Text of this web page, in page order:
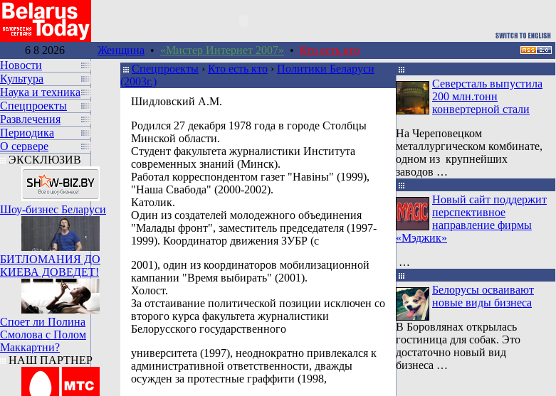
6 8 2026 Женщина • «Мистер Интернет 2007» • Кто есть кто
Новости
Культура
Наука и техника
Спецпроекты
Развлечения
Периодика
О сервере
ЭКСКЛЮЗИВ
Шоу-бизнес Беларуси
БИТЛОМАНИЯ ДО
КИЕВА ДОВЕДЕТ!
Споет ли Полина
Смолова с Полом
Маккартни?
НАШ ПАРТНЕР
Спецпроекты › Кто есть кто › Политики Беларуси
(2003г.)
Шидловский А.М.
Родился 27 декабря 1978 года в городе Столбцы
Минской области.
Студент факультета журналистики Института
современных знаний (Минск).
Работал корреспондентом газет "Навіны" (1999),
"Наша Свабода" (2000-2002).
Католик.
Один из создателей молодежного объединения
"Малады фронт", заместитель председателя (1997-
1999). Координатор движения ЗУБР (с
2001), один из координаторов мобилизационной
кампании "Время выбирать" (2001).
Холост.
За отстаивание политической позиции исключен со
второго курса факультета журналистики
Белорусского государственного
университета (1997), неоднократно привлекался к
административной ответственности, дважды
осужден за протестные граффити (1998,
Северсталь выпустила
200 млн.тонн
конвертерной стали
На Череповецком
металлургическом комбинате,
одном из крупнейших
заводов …
Новый сайт поддержит
перспективное
направление фирмы
«Мэджик»
…
Белорусы осваивают
новые виды бизнеса
В Боровлянах открылась
гостиница для собак. Это
достаточно новый вид
бизнеса …